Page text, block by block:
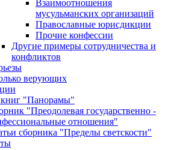
Взаимоотношения
мусульманских организаций
Православные юрисдикции
Прочие конфессии
Другие примеры сотрудничества и
конфликтов
верующих
"Панорамы"
"Преодолевая государственно -
отношения"
сборника "Пределы светскости"